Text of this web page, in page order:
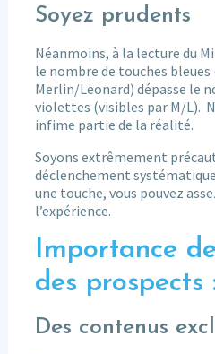
Soyez prudents
Néanmoins, à la lecture du
le nombre de touches
Merlin/Leonard) dépasse le
violettes (visibles par M/L).
infime partie de la réalité.
Soyons extrêmement
déclenchement systématique
une touche, vous pouvez
l’expérience.
Importance
des prospects
Des contenus